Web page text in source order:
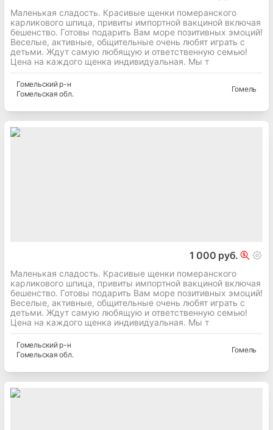
Маленькая сладость. Красивые щенки померанского
карликового шпица, привиты импортной вакциной включая
бешенство. Готовы подарить Вам море позитивных эмоций!
Веселые, активные, общительные очень любят играть с
детьми. Ждут самую любящую и ответственную семью!
Цена на каждого щенка индивидуальная. Мы т
Гомельскийр-н
Гомельская обл.
Гомель
1 000 руб.
Маленькая сладость. Красивые щенки померанского
карликового шпица, привиты импортной вакциной включая
бешенство. Готовы подарить Вам море позитивных эмоций!
Веселые, активные, общительные очень любят играть с
детьми. Ждут самую любящую и ответственную семью!
Цена на каждого щенка индивидуальная. Мы т
Гомельскийр-н
Гомельская обл.
Гомель